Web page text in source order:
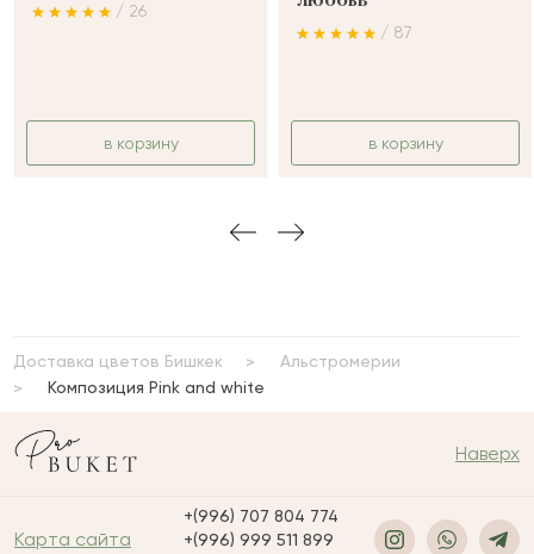
/ 26
в корзину
/ 87
в корзину
Доставка цветов Бишкек
Альстромерии
Композиция Pink and white
Наверх
Карта сайта
+(996) 707 804 774
+(996) 999 511 899